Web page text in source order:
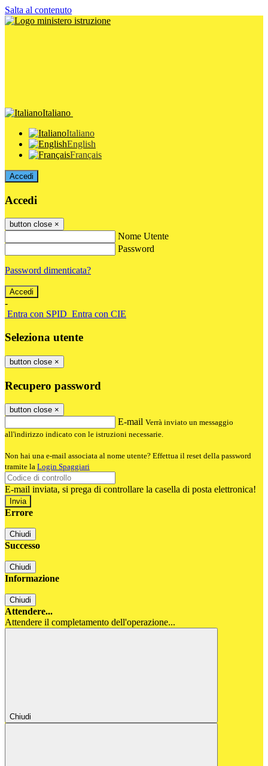
Salta al contenuto
Italiano
Italiano
English
Français
Accedi
Accedi
button close ×
Nome Utente
Password
Password dimenticata?
-
Entra con SPID Entra con CIE
Seleziona utente
button close ×
Recupero password
button close ×
E-mail Verrà inviato un messaggio
all'indirizzo indicato con le istruzioni necessarie.
Non hai una e-mail associata al nome utente? Effettua il reset della password
tramite la Login Spaggiari
E-mail inviata, si prega di controllare la casella di posta elettronica!
Errore
Chiudi
Successo
Chiudi
Informazione
Chiudi
Attendere...
Attendere il completamento dell'operazione...
Chiudi